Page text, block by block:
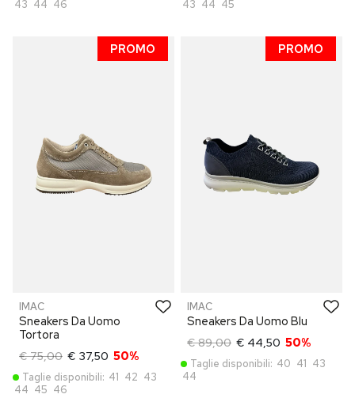
43 44 46
43 44 45
PROMO
IMAC
Sneakers Da Uomo
Tortora
€ 75,00 € 37,50 50%
Taglie disponibili: 41 42 43
44 45 46
PROMO
IMAC
Sneakers Da Uomo Blu
€ 89,00 € 44,50 50%
Taglie disponibili: 40 41 43
44